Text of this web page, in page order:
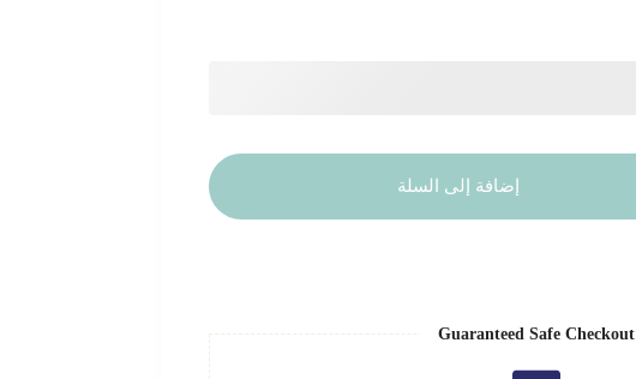
إضافة إلى السلة
Guaranteed Safe Checkout